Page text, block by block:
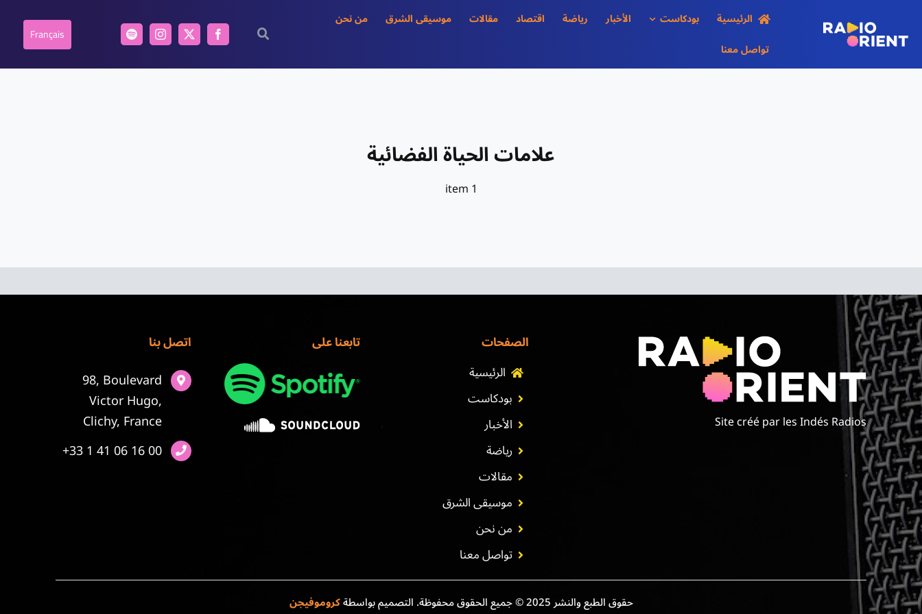
content
الرئيسية بودكاست الأخبار رياضة اقتصاد مقالات موسيقى الشرق
من نحن
تواصل معنا
Français
علامات الحياة الفضائية
1 item
Site créé par les Indés Radios
الصفحات
الرئيسية
بودكاست
الأخبار
رياضة
مقالات
موسيقى الشرق
من نحن
تواصل معنا
تابعنا على اتصل بنا
98, Boulevard
Victor Hugo,
Clichy, France
+33 1 41 06 16 00
حقوق الطبع والنشر 2025 © جميع الحقوق محفوظة. التصميم بواسطة كروموفيجن